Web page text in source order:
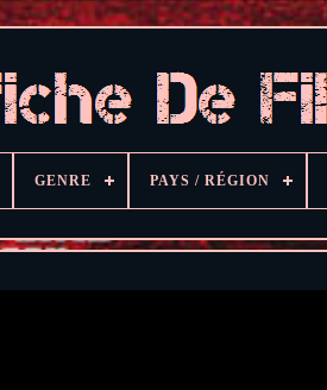
GENRE PAYS / RÉGION